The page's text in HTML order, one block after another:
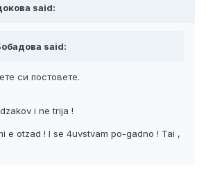
said:
said:
си постовете.
i ne trija !
e otzad ! I se 4uvstvam po-gadno ! Tai ,